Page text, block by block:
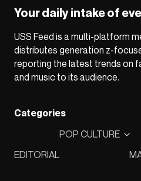
Your daily intake of
USS Feed is a multi-platform
distributes generation z-
reporting the latest trends on
and music to its audience.
Categories
EDITORIAL
POP CULTURE